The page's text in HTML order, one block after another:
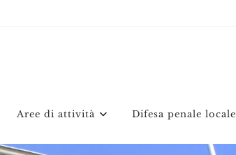
Aree di attività Difesa penale locale